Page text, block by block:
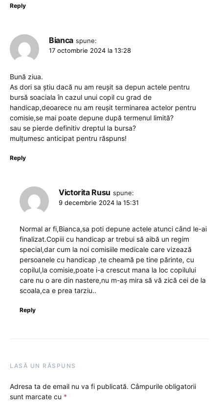
Reply
Bianca spune:
17 octombrie 2024 la 13:28
Bună ziua.
As dori sa știu dacă nu am reușit sa depun actele pentru
bursă soaciala în cazul unui copil cu grad de
handicap,deoarece nu am reușit terminarea actelor pentru
comisie,se mai poate depune după termenul limită?
sau se pierde definitiv dreptul la bursa?
mulțumesc anticipat pentru răspuns!
Reply
Victorita Rusu spune:
9 decembrie 2024 la 15:31
Normal ar fi,Bianca,sa poti depune actele atunci când le-ai
finalizat.Copiii cu handicap ar trebui să aibă un regim
special,dar cum la noi comisiile medicale care vizează
persoanele cu handicap ,te cheamă pe tine părinte, cu
copilul,la comisie,poate i-a crescut mana la loc copilului
care nu o are din nastere,nu m-aș mira să vă zică cei de la
scoala,ca e prea tarziu..
Reply
LASĂ UN RĂSPUNS
Adresa ta de email nu va fi publicată. Câmpurile obligatorii
sunt marcate cu *